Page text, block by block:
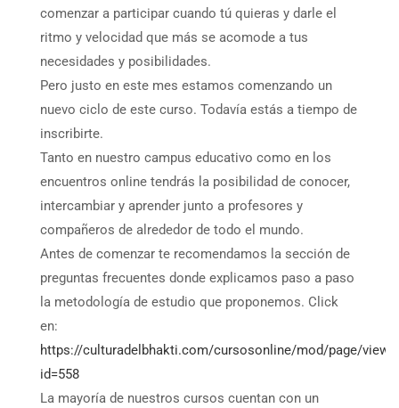
comenzar a participar cuando tú quieras y darle el
ritmo y velocidad que más se acomode a tus
necesidades y posibilidades.
Pero justo en este mes estamos comenzando un
nuevo ciclo de este curso. Todavía estás a tiempo de
inscribirte.
Tanto en nuestro campus educativo como en los
encuentros online tendrás la posibilidad de conocer,
intercambiar y aprender junto a profesores y
compañeros de alrededor de todo el mundo.
Antes de comenzar te recomendamos la sección de
preguntas frecuentes donde explicamos paso a paso
la metodología de estudio que proponemos. Click
en:
https://culturadelbhakti.com/cursosonline/mod/page/
id=558
La mayoría de nuestros cursos cuentan con un